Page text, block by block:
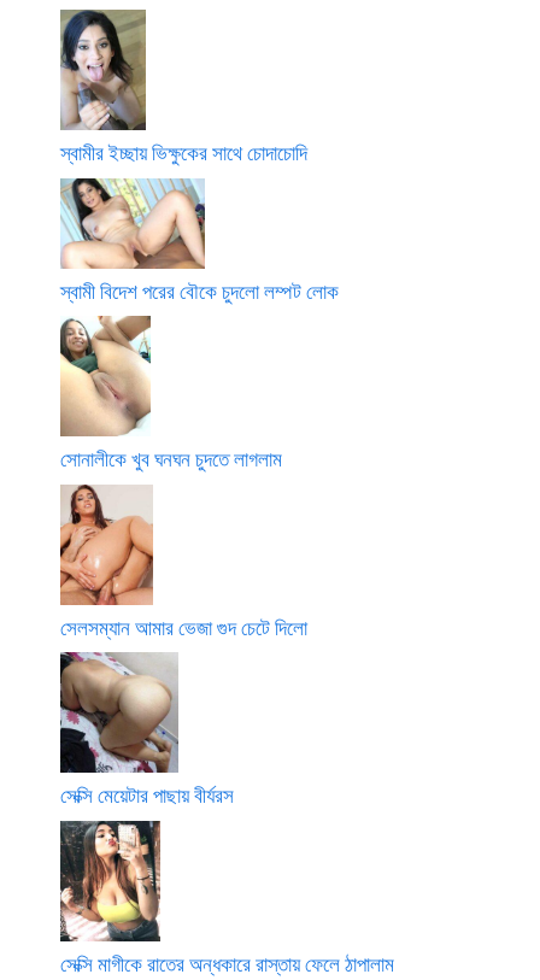
স্বামীর ইচ্ছায় ভিক্ষুকের সাথে চোদাচোদি
স্বামী বিদেশ পরের বৌকে চুদলো লম্পট লোক
সোনালীকে খুব ঘনঘন চুদতে লাগলাম
সেলসম্যান আমার ভেজা গুদ চেটে দিলো
সেক্সি মেয়েটার পাছায় বীর্যরস
সেক্সি মাগীকে রাতের অন্ধকারে রাস্তায় ফেলে ঠাপালাম